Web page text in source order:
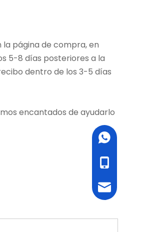
página de compra, en
5-8 días posteriores a la
dentro de los 3-5 días
encantados de ayudarlo
WhatsApp
Email